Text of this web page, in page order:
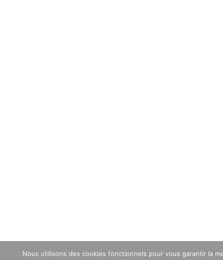
Nous utilisons des cookies fonctionnels pour vous garantir la